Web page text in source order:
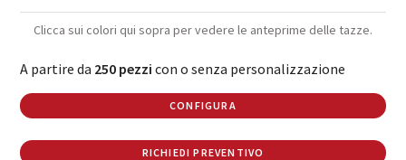
Clicca sui colori qui sopra per vedere le anteprime delle tazze.
A partire da 250 pezzi con o senza personalizzazione
CONFIGURA
RICHIEDI PREVENTIVO